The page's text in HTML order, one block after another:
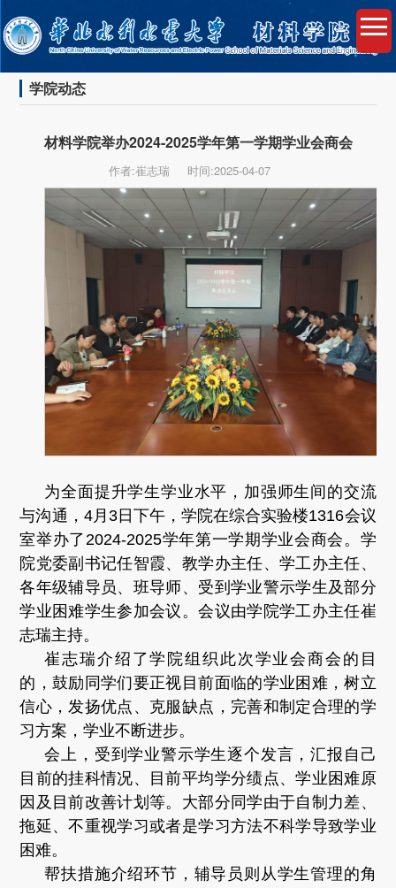
学院动态
材料学院举办2024-2025学年第一学期学业会商会
作者:崔志瑞 时间:2025-04-07
为全面提升学生学业水平，加强师生间的交流
与沟通，4月3日下午，学院在综合实验楼1316会议
室举办了2024-2025学年第一学期学业会商会。学
院党委副书记任智霞、教学办主任、学工办主任、
各年级辅导员、班导师、受到学业警示学生及部分
学业困难学生参加会议。会议由学院学工办主任崔
志瑞主持。
崔志瑞介绍了学院组织此次学业会商会的目
的，鼓励同学们要正视目前面临的学业困难，树立
信心，发扬优点、克服缺点，完善和制定合理的学
习方案，学业不断进步。
会上，受到学业警示学生逐个发言，汇报自己
目前的挂科情况、目前平均学分绩点、学业困难原
因及目前改善计划等。大部分同学由于自制力差、
拖延、不重视学习或者是学习方法不科学导致学业
困难。
帮扶措施介绍环节，辅导员则从学生管理的角